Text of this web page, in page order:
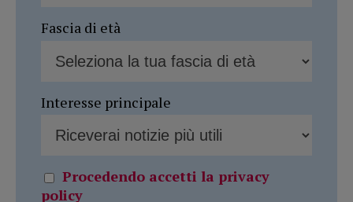
Fascia di età
Interesse principale
Procedendo accetti la privacy
policy